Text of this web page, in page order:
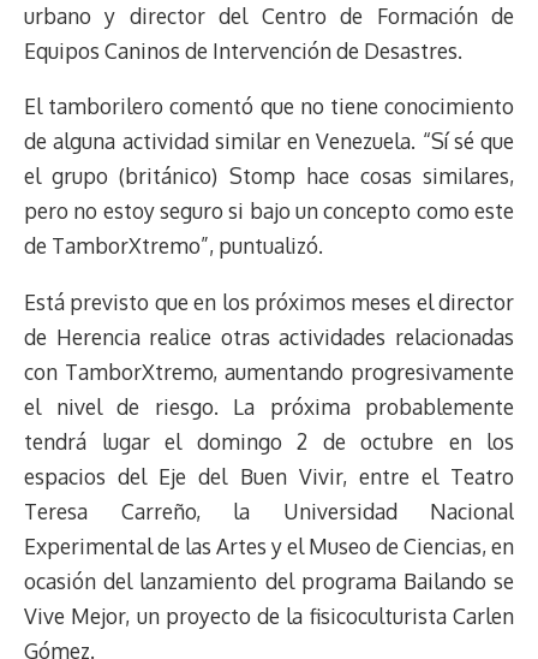
urbano y director del Centro de Formación de
Equipos Caninos de Intervención de Desastres.
El tamborilero comentó que no tiene conocimiento
de alguna actividad similar en Venezuela. “Sí sé que
el grupo (británico) Stomp hace cosas similares,
pero no estoy seguro si bajo un concepto como este
de TamborXtremo”, puntualizó.
Está previsto que en los próximos meses el director
de Herencia realice otras actividades relacionadas
con TamborXtremo, aumentando progresivamente
el nivel de riesgo. La próxima probablemente
tendrá lugar el domingo 2 de octubre en los
espacios del Eje del Buen Vivir, entre el Teatro
Teresa Carreño, la Universidad Nacional
Experimental de las Artes y el Museo de Ciencias, en
ocasión del lanzamiento del programa Bailando se
Vive Mejor, un proyecto de la fisicoculturista Carlen
Gómez.